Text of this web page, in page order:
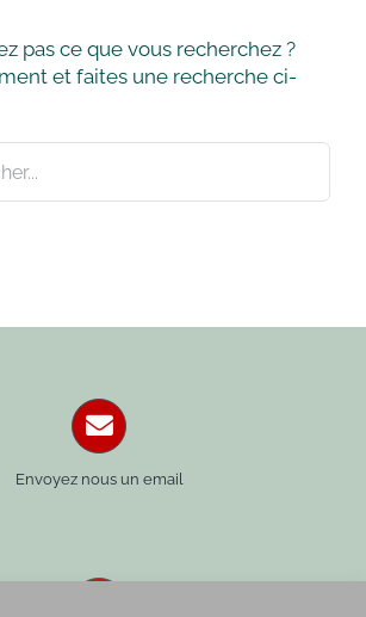
pas ce que vous recherchez ?
et faites une recherche ci-
Envoyez nous un email